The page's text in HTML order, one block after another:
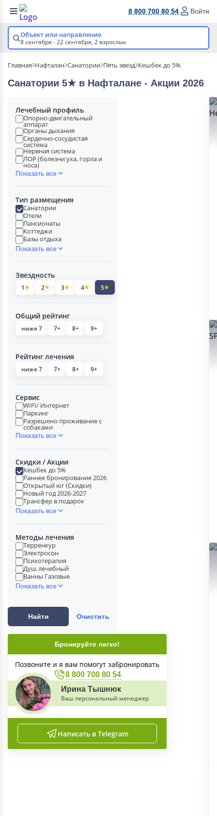
8 800 700 80 54 Войти
Объект или направление
8 сентября - 22 сентября, 2 взрослых
Главная Нафталан Санатории Пять звезд Кешбек до 5%
Санатории 5★ в Нафталане - Акции 2026
Лечебный профиль
Опорно-двигательный
аппарат
Органы дыхания
Сердечно-сосудистая
система
Нервная система
ЛОР (болезни уха, горла и
носа)
Показать все
Тип размещения
Санатории
Отели
Пансионаты
Коттеджи
Базы отдыха
Показать все
Звездность
1 2 3 4 5
Общий рейтинг
ниже 7 7+ 8+ 9+
Рейтинг лечения
ниже 7 7+ 8+ 9+
Сервис
WIFI/ Интернет
Паркинг
Разрешено проживание с
собаками
Показать все
Скидки / Акции
Кешбек до 5%
Раннее бронирование 2026
Открытый юг (Скидки)
Новый год 2026-2027
Трансфер в подарок
Показать все
Методы лечения
Терренкур
Электросон
Психотерапия
Душ лечебный
Ванны Газовые
Показать все
Найти Очистить
Бронируйте легко!
Позвоните и я вам помогут забронировать
8 800 700 80 54
Ирина Тышнюк
Ваш персональный менеджер
Написать в Telegram